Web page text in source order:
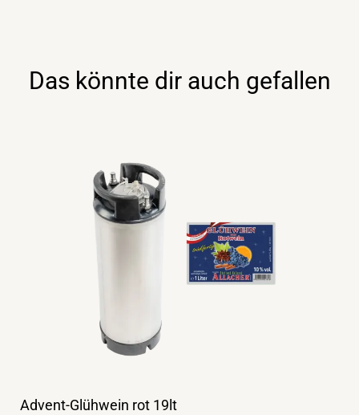
Das könnte dir auch gefallen
Advent-Glühwein rot 19lt